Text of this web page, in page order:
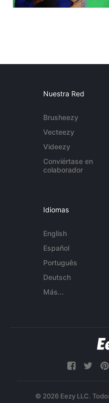
Nuestra Red
Brusheezy
Vecteezy
Videezy
Conviértase en
colaborador
Idiomas
English
Español
Português
Deutsch
Más...
© 2026 Eezy LLC.